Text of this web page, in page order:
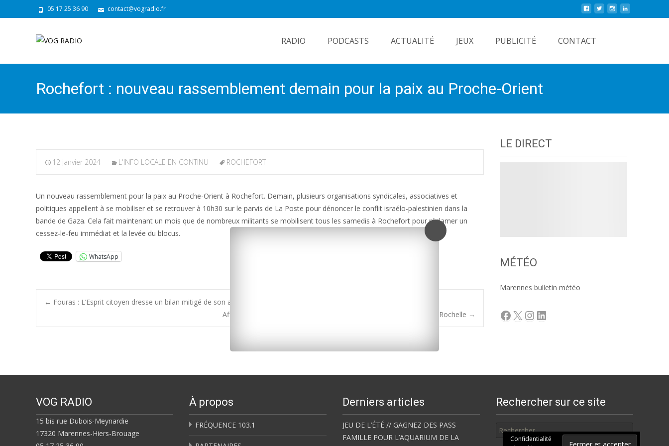
05 17 25 36 90 contact@vogradio.fr
RADIO PODCASTS ACTUALITÉ JEUX PUBLICITÉ CONTACT
Rochefort : nouveau rassemblement demain pour la paix au Proche-Orient
12 janvier 2024 L'INFO LOCALE EN CONTINU ROCHEFORT
Un nouveau rassemblement pour la paix au Proche-Orient à Rochefort. Demain, plusieurs organisations syndicales, associatives et
politiques appellent à se mobiliser et se retrouver à 10h30 sur le parvis de La Poste pour dénoncer le conflit israélo-palestinien dans la
bande de Gaza. Cela fait maintenant un mois que de nombreux militants se mobilisent tous les samedis à Rochefort pour réclamer un
cessez-le-feu immédiat et la levée du blocus.
WhatsApp
Post
← Fouras : L’Esprit citoyen dresse un bilan mitigé de son action
Affaire Depardieu : une cinquantaine de personnes mobilisées à La Rochelle →
LE DIRECT
MÉTÉO
Marennes bulletin météo
Facebook
X Instagram
LinkedIn
VOG RADIO
15 bis rue Dubois-Meynardie
17320 Marennes-Hiers-Brouage
À propos
FRÉQUENCE 103.1
Derniers articles
JEU DE L’ÉTÉ // GAGNEZ DES PASS
FAMILLE POUR L’AQUARIUM DE LA
Rechercher sur ce site
Confidentialité